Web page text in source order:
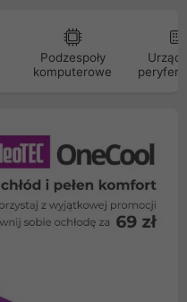
Podzespoły
komputerowe